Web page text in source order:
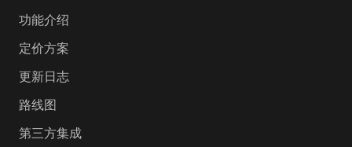
功能介绍
定价方案
更新日志
路线图
第三方集成